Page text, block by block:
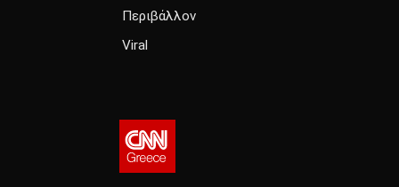
Περιβάλλον
Viral